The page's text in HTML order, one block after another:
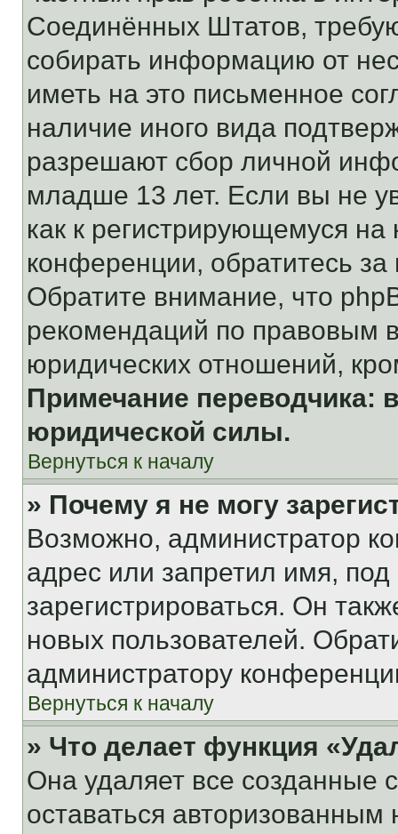
Соединённых Штатов,
собирать информацию от
иметь на это письменное
наличие иного вида
разрешают сбор личной
младше 13 лет. Если вы не
как к регистрирующемуся
конференции, обратитесь
Обратите внимание, что
рекомендаций по правовым
юридических отношений,
Примечание переводчика:
юридической силы.
Вернуться к началу
» Почему я не могу
Возможно, администратор
адрес или запретил имя,
зарегистрироваться. Он
новых пользователей.
администратору
Вернуться к началу
» Что делает функция
Она удаляет все созданные
оставаться